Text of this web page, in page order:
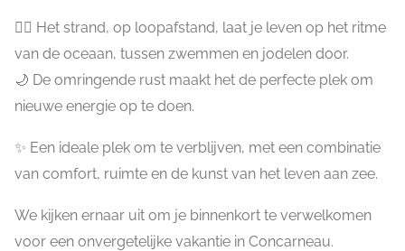
🚶‍♀️ Het strand, op loopafstand, laat je leven op het ritme
van de oceaan, tussen zwemmen en jodelen door.
🌙 De omringende rust maakt het de perfecte plek om
nieuwe energie op te doen.
✨ Een ideale plek om te verblijven, met een combinatie
van comfort, ruimte en de kunst van het leven aan zee.
We kijken ernaar uit om je binnenkort te verwelkomen
voor een onvergetelijke vakantie in Concarneau.